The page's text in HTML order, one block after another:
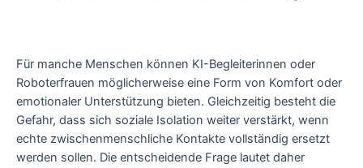
Für manche Menschen können KI-Begleiterinnen oder
Roboterfrauen möglicherweise eine Form von Komfort oder
emotionaler Unterstützung bieten. Gleichzeitig besteht die
Gefahr, dass sich soziale Isolation weiter verstärkt, wenn
echte zwischenmenschliche Kontakte vollständig ersetzt
werden sollen. Die entscheidende Frage lautet daher